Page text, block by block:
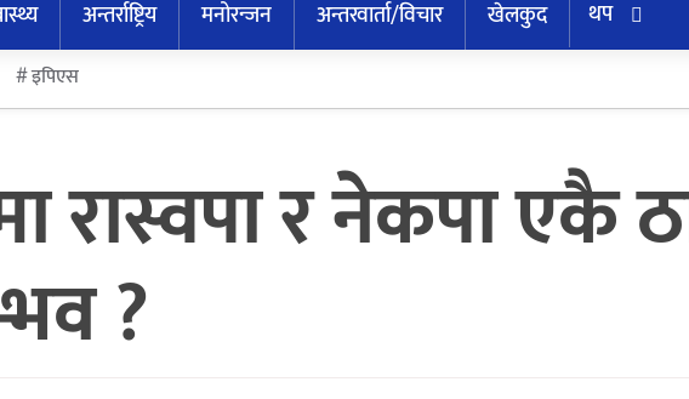
अन्तर्राष्ट्रिय मनोरन्जन अन्तरवार्ता/विचार खेलकुद
थप
इपिएस
रास्वपा र नेकपा एकै
?